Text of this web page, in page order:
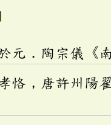
元．陶宗儀《
恪，唐許州陽